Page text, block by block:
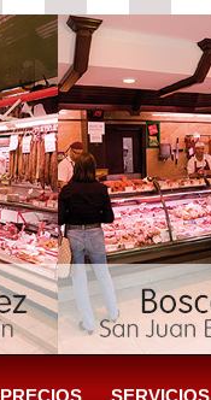
PRECIOS SERVICIOS